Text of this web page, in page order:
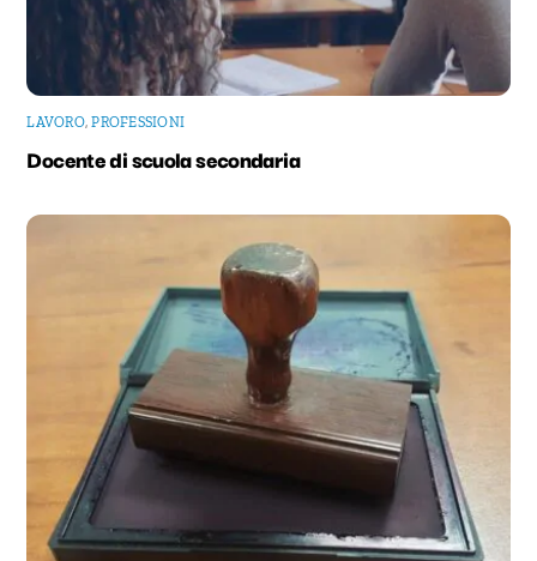
LAVORO,PROFESSIONI
Docente di scuola secondaria